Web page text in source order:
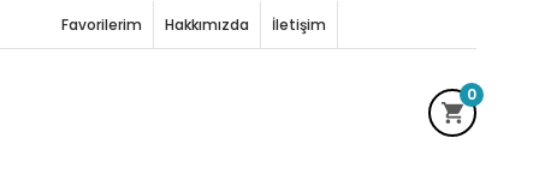
Hakkımızda İletişim
Favorilerim
0